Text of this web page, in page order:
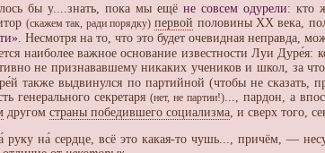
бы у....знать, пока мы ещё не совсем одурели: кто
(скажем так, ради порядку) первой половины XX века,
. Несмотря на то, что это будет очевидная неправда,
наиболее важное основание известности Луи Дуре́я:
не признававшему никаких учеников и школ, за
также выдвинулся по партийной (чтобы не
генерального секретаря (нет, не партии!)..., пардон, а
другом страны победившего социализма , и сверх того,
на́ сердце, всё это какая-то чушь..., причём, —